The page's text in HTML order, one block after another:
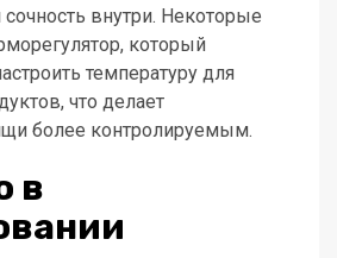
сочность внутри. Некоторые
который
температуру для
что делает
более контролируемым.
в